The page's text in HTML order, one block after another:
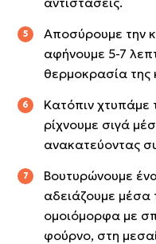
Αποσύρουμε την
αφήνουμε 5-7
θερμοκρασία της
Κατόπιν χτυπάμε
ρίχνουμε σιγά
ανακατεύοντας
Βουτυρώνουμε
αδειάζουμε μέσα
ομοιόμορφα με
φούρνο, στη